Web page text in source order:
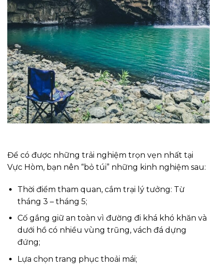
Để có được những trải nghiệm trọn vẹn nhất tại
Vực Hòm, bạn nên “bỏ túi” những kinh nghiệm sau:
Thời điểm tham quan, cắm trại lý tưởng: Từ
tháng 3 – tháng 5;
Cố gắng giữ an toàn vì đường đi khá khó khăn và
dưới hồ có nhiều vùng trũng, vách đá dựng
đứng;
Lựa chọn trang phục thoải mái;